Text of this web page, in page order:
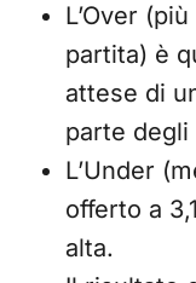
L’Over
partita) è
attese di
parte degli
L’Under
offerto a
alta.